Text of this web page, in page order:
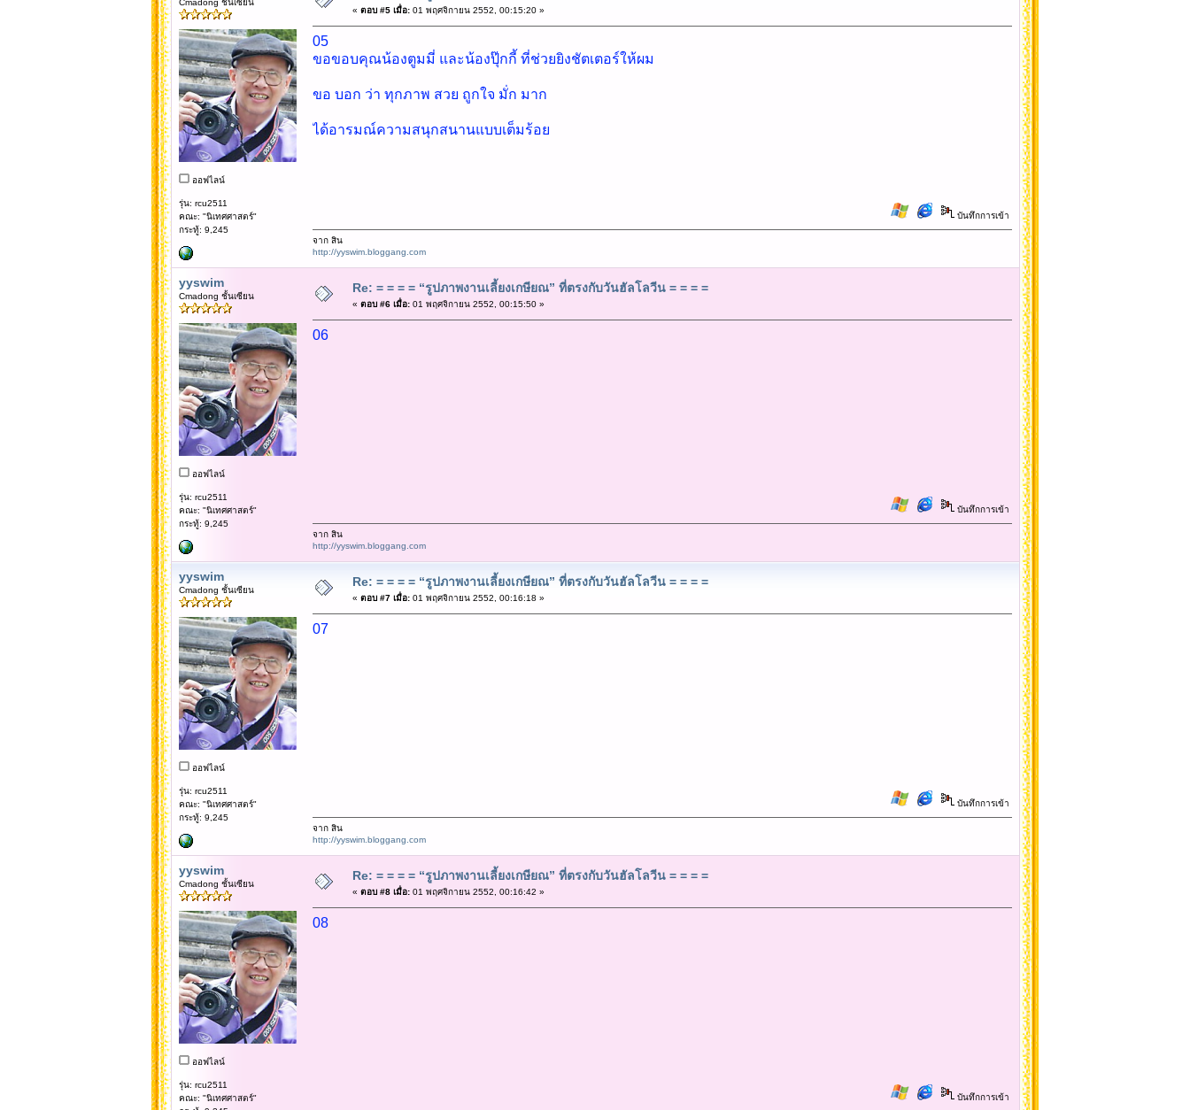
ออฟไลน์
รุ่น: rcu2511
คณะ: "นิเทศศาสตร์"
กระทู้: 9,245
« ตอบ #5 เมื่อ:01 พฤศจิกายน 2552, 00:15:20 »
05
ขอขอบคุณน้องตูมมี่ และน้องปุ๊กกี้ ที่ช่วยยิงชัตเตอร์ให้ผม
ขอ บอก ว่า ทุกภาพ สวย ถูกใจ มั่ก มาก
ได้อารมณ์ความสนุกสนานแบบเต็มร้อย
บันทึกการเข้า
จาก สิน
http://yyswim.bloggang.com
yyswim
Cmadong ชั้นเซียน
ออฟไลน์
รุ่น: rcu2511
คณะ: "นิเทศศาสตร์"
กระทู้: 9,245
Re: = = = = “รูปภาพงานเลี้ยงเกษียณ” ที่ตรงกับวันฮัลโลวีน = = = =
« ตอบ #6 เมื่อ:01 พฤศจิกายน 2552, 00:15:50 »
06
บันทึกการเข้า
จาก สิน
http://yyswim.bloggang.com
yyswim
Cmadong ชั้นเซียน
ออฟไลน์
รุ่น: rcu2511
คณะ: "นิเทศศาสตร์"
กระทู้: 9,245
Re: = = = = “รูปภาพงานเลี้ยงเกษียณ” ที่ตรงกับวันฮัลโลวีน = = = =
« ตอบ #7 เมื่อ:01 พฤศจิกายน 2552, 00:16:18 »
07
บันทึกการเข้า
จาก สิน
http://yyswim.bloggang.com
yyswim
Cmadong ชั้นเซียน
ออฟไลน์
รุ่น: rcu2511
คณะ: "นิเทศศาสตร์"
Re: = = = = “รูปภาพงานเลี้ยงเกษียณ” ที่ตรงกับวันฮัลโลวีน = = = =
« ตอบ #8 เมื่อ:01 พฤศจิกายน 2552, 00:16:42 »
08
บันทึกการเข้า